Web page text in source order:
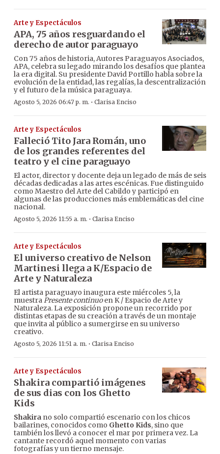
Arte y Espectáculos
APA, 75 años resguardando el
derecho de autor paraguayo
Con 75 años de historia, Autores Paraguayos Asociados,
APA, celebra su legado mirando los desafíos que plantea
la era digital. Su presidente David Portillo habla sobre la
evolución de la entidad, las regalías, la descentralización
y el futuro de la música paraguaya.
Agosto 5, 2026 06:47 p. m. · Clarisa Enciso
Arte y Espectáculos
Falleció Tito Jara Román, uno
de los grandes referentes del
teatro y el cine paraguayo
El actor, director y docente deja un legado de más de seis
décadas dedicadas a las artes escénicas. Fue distinguido
como Maestro del Arte del Cabildo y participó en
algunas de las producciones más emblemáticas del cine
nacional.
Agosto 5, 2026 11:55 a. m. · Clarisa Enciso
Arte y Espectáculos
El universo creativo de Nelson
Martinesi llega a K/Espacio de
Arte y Naturaleza
El artista paraguayo inaugura este miércoles 5, la
muestraPresente continuoen K / Espacio de Arte y
Naturaleza. La exposición propone un recorrido por
distintas etapas de su creación a través de un montaje
que invita al público a sumergirse en su universo
creativo.
Agosto 5, 2026 11:51 a. m. · Clarisa Enciso
Arte y Espectáculos
Shakira compartió imágenes
de sus dias con los Ghetto
Kids
Shakira no solo compartió escenario con los chicos
bailarines, conocidos como Ghetto Kids, sino que
también los llevó a conocer el mar por primera vez. La
cantante recordó aquel momento con varias
fotografías y un tierno mensaje.